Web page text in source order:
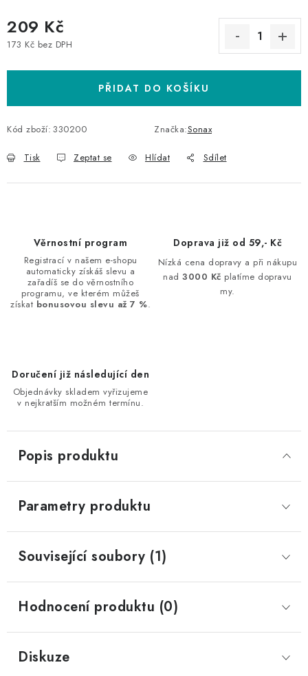
209 Kč
173 Kč bez DPH
PŘIDAT DO KOŠÍKU
Kód zboží: 330200 Značka:Sonax
Tisk Zeptat se Hlídat Sdílet
Věrnostní program
Registrací v našem e-shopu
automaticky získáš slevu a
zařadíš se do věrnostního
programu, ve kterém můžeš
získat bonusovou slevu až 7 %.
Doprava již od 59,- Kč
Nízká cena dopravy a při nákupu
nad3000 Kč platíme dopravu
my.
Doručení již následující den
Objednávky skladem vyřizujeme
v nejkratším možném termínu.
Popis produktu
Parametry produktu
Související soubory (1)
Hodnocení produktu (0)
Diskuze